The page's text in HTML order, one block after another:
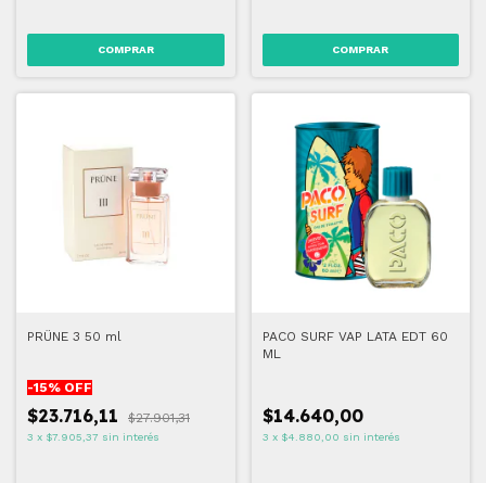
PRÜNE 3 50 ml
-15% OFF
$23.716,11 $27.901,31
3 x $7.905,37 sin interés
PACO SURF VAP LATA EDT 60
ML
$14.640,00
3 x $4.880,00 sin interés